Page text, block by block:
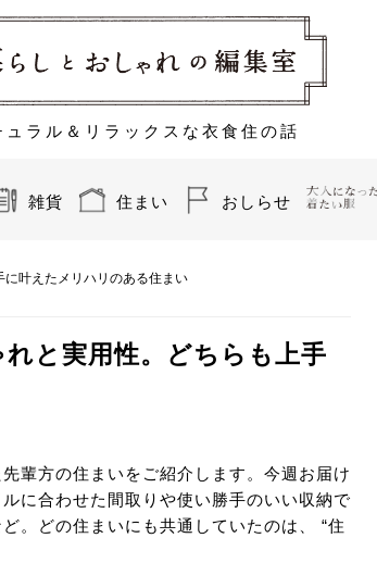
ュラル＆リラックスな衣食住の話
雑貨 住まい おしらせ
に叶えたメリハリのある住まい
と実用性。どちらも上手
輩方の住まいをご紹介します。今週お届け
に合わせた間取りや使い勝手のいい収納で
。どの住まいにも共通していたのは、 “住